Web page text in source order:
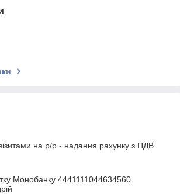
на р/р - надання рахунку з ПДВ
Монобанку 4441111044634560